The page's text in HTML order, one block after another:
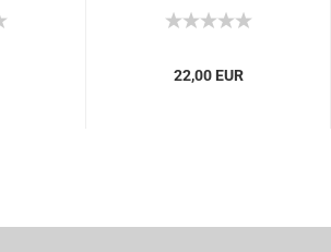
22,00 EUR